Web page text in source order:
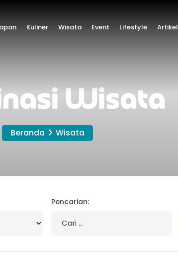
Kuliner Wisata Event Lifestyle Artikel
Wisata
Beranda Wisata
Pencarian: